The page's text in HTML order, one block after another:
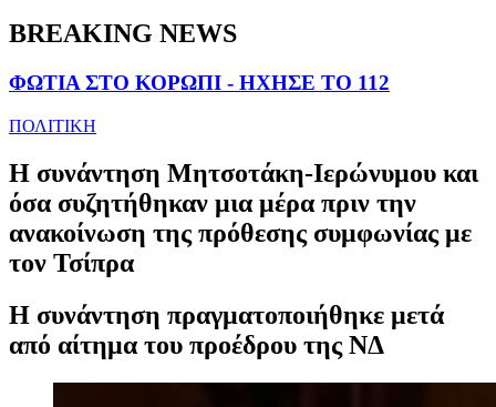
BREAKING NEWS
ΦΩΤΙΑ ΣΤΟ ΚΟΡΩΠΙ - ΗΧΗΣΕ ΤΟ 112
ΠΟΛΙΤΙΚΗ
Η συνάντηση Μητσοτάκη-Ιερώνυμου και
όσα συζητήθηκαν μια μέρα πριν την
ανακοίνωση της πρόθεσης συμφωνίας με
τον Τσίπρα
Η συνάντηση πραγματοποιήθηκε μετά
από αίτημα του προέδρου της ΝΔ